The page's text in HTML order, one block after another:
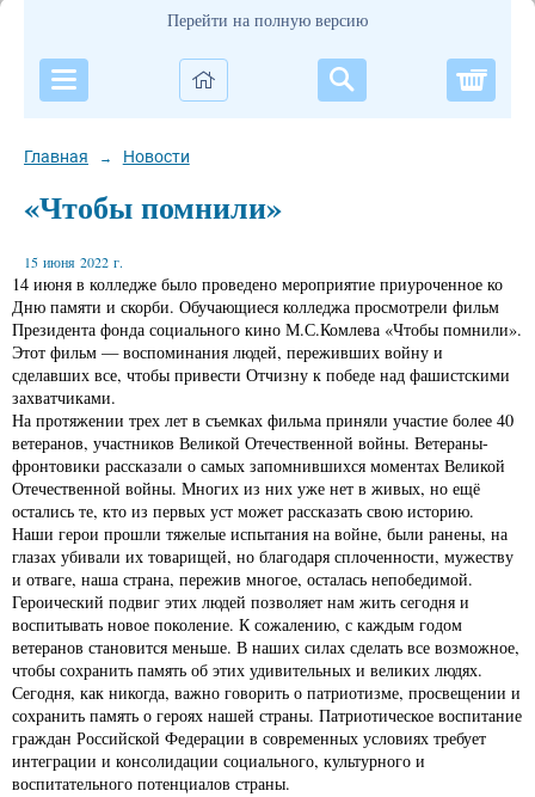
Перейти на полную версию
Главная → Новости
«Чтобы помнили»
15 июня 2022 г.
14 июня в колледже было проведено мероприятие приуроченное ко
Дню памяти и скорби. Обучающиеся колледжа просмотрели фильм
Президента фонда социального кино М.С.Комлева «Чтобы помнили».
Этот фильм — воспоминания людей, переживших войну и
сделавших все, чтобы привести Отчизну к победе над фашистскими
захватчиками.
На протяжении трех лет в съемках фильма приняли участие более 40
ветеранов, участников Великой Отечественной войны. Ветераны-
фронтовики рассказали о самых запомнившихся моментах Великой
Отечественной войны. Многих из них уже нет в живых, но ещё
остались те, кто из первых уст может рассказать свою историю.
Наши герои прошли тяжелые испытания на войне, были ранены, на
глазах убивали их товарищей, но благодаря сплоченности, мужеству
и отваге, наша страна, пережив многое, осталась непобедимой.
Героический подвиг этих людей позволяет нам жить сегодня и
воспитывать новое поколение. К сожалению, с каждым годом
ветеранов становится меньше. В наших силах сделать все возможное,
чтобы сохранить память об этих удивительных и великих людях.
Сегодня, как никогда, важно говорить о патриотизме, просвещении и
сохранить память о героях нашей страны. Патриотическое воспитание
граждан Российской Федерации в современных условиях требует
интеграции и консолидации социального, культурного и
воспитательного потенциалов страны.